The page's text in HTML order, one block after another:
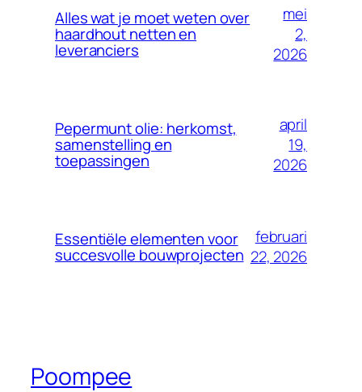
Alles wat je moet weten over
haardhout netten en
leveranciers
mei
2,
2026
Pepermunt olie: herkomst,
samenstelling en
toepassingen
april
19,
2026
Essentiële elementen voor
succesvolle bouwprojecten
februari
22, 2026
Poompee